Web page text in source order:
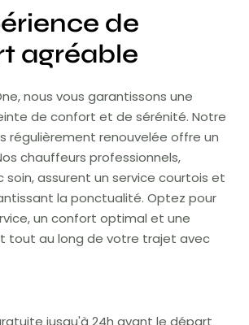
de
agréable
nous vous garantissons une
de confort et de sérénité. Notre
régulièrement renouvelée offre un
chauffeurs professionnels,
soin, assurent un service courtois et
la ponctualité. Optez pour
un confort optimal et une
tout au long de votre trajet avec